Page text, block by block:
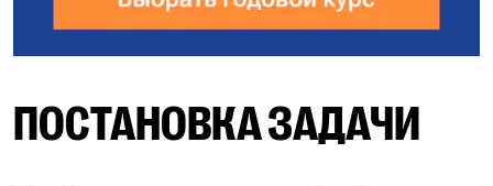
ПОСТАНОВКА ЗАДАЧИ